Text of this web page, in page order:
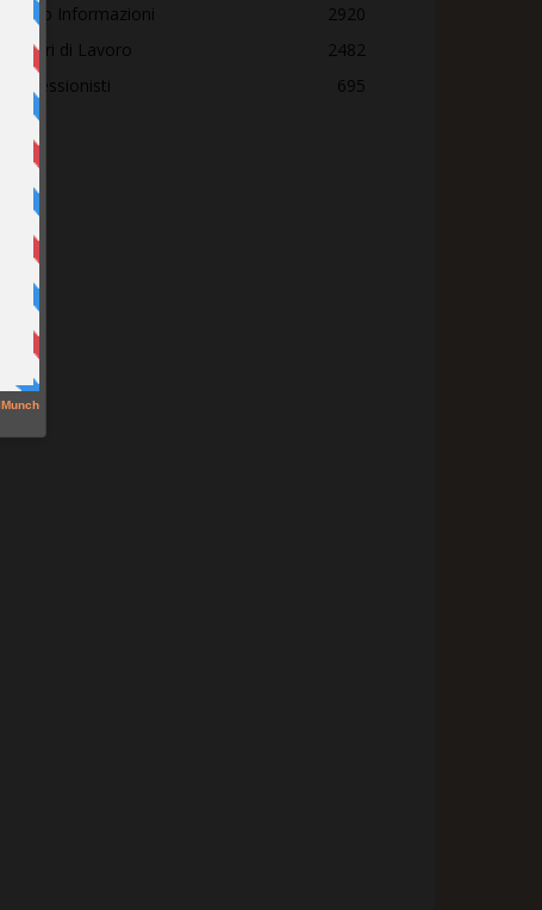
Punto Informazioni
2920
Datori di Lavoro
2482
Professionisti
695